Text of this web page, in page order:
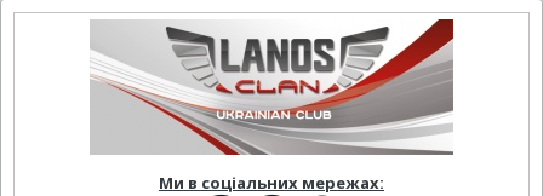
Ми в соціальних мережах: